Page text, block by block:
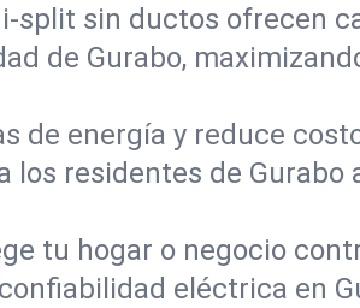
split sin ductos ofrecen
de Gurabo,
de energía y reduce
residentes de
tu hogar o negocio
eléctrica en